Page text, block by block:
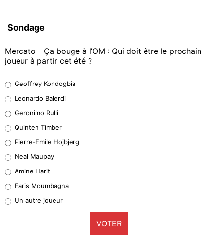
Sondage
Mercato - Ça bouge à l’OM : Qui doit être le prochain
joueur à partir cet été ?
38%
32%
5%
1%
9%
Geoffrey Kondogbia
Leonardo Balerdi
Geronimo Rulli
Quinten Timber
Pierre-Emile Hojbjerg
Neal Maupay
Amine Harit
Faris Moumbagna
Un autre joueur
VOTER